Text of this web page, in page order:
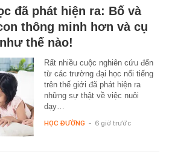
đã phát hiện ra: Bố và
thông minh hơn và cụ
thế nào!
Rất nhiều cuộc nghiên cứu đến
từ các trường đại học nổi tiếng
trên thế giới đã phát hiện ra
những sự thật về việc nuôi
dạy…
HỌC ĐƯỜNG - 6 giờ trước